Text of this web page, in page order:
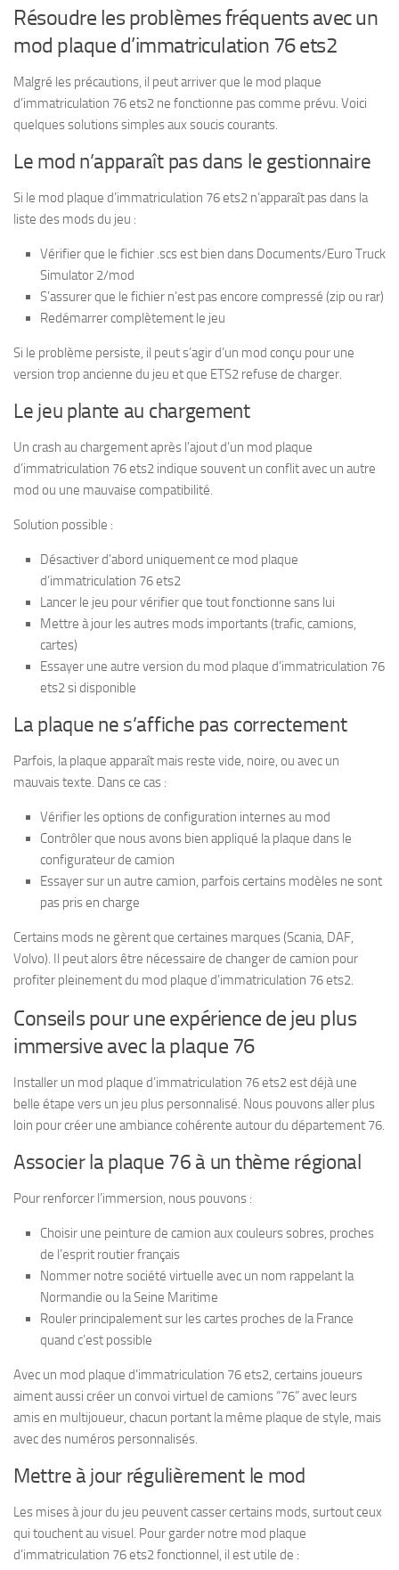
Résoudre les problèmes fréquents avec un
mod plaque d’immatriculation 76 ets2
Malgré les précautions, il peut arriver que le mod plaque
d’immatriculation 76 ets2 ne fonctionne pas comme prévu. Voici
quelques solutions simples aux soucis courants.
Le mod n’apparaît pas dans le gestionnaire
Si le mod plaque d’immatriculation 76 ets2 n’apparaît pas dans la
liste des mods du jeu :
Vérifier que le fichier .scs est bien dans Documents/Euro Truck
Simulator 2/mod
S’assurer que le fichier n’est pas encore compressé (zip ou rar)
Redémarrer complètement le jeu
Si le problème persiste, il peut s’agir d’un mod conçu pour une
version trop ancienne du jeu et que ETS2 refuse de charger.
Le jeu plante au chargement
Un crash au chargement après l’ajout d’un mod plaque
d’immatriculation 76 ets2 indique souvent un conflit avec un autre
mod ou une mauvaise compatibilité.
Solution possible :
Désactiver d’abord uniquement ce mod plaque
d’immatriculation 76 ets2
Lancer le jeu pour vérifier que tout fonctionne sans lui
Mettre à jour les autres mods importants (trafic, camions,
cartes)
Essayer une autre version du mod plaque d’immatriculation 76
ets2 si disponible
La plaque ne s’affiche pas correctement
Parfois, la plaque apparaît mais reste vide, noire, ou avec un
mauvais texte. Dans ce cas :
Vérifier les options de configuration internes au mod
Contrôler que nous avons bien appliqué la plaque dans le
configurateur de camion
Essayer sur un autre camion, parfois certains modèles ne sont
pas pris en charge
Certains mods ne gèrent que certaines marques (Scania, DAF,
Volvo). Il peut alors être nécessaire de changer de camion pour
profiter pleinement du mod plaque d’immatriculation 76 ets2.
Conseils pour une expérience de jeu plus
immersive avec la plaque 76
Installer un mod plaque d’immatriculation 76 ets2 est déjà une
belle étape vers un jeu plus personnalisé. Nous pouvons aller plus
loin pour créer une ambiance cohérente autour du département 76.
Associer la plaque 76 à un thème régional
Pour renforcer l’immersion, nous pouvons :
Choisir une peinture de camion aux couleurs sobres, proches
de l’esprit routier français
Nommer notre société virtuelle avec un nom rappelant la
Normandie ou la Seine Maritime
Rouler principalement sur les cartes proches de la France
quand c’est possible
Avec un mod plaque d’immatriculation 76 ets2, certains joueurs
aiment aussi créer un convoi virtuel de camions “76” avec leurs
amis en multijoueur, chacun portant la même plaque de style, mais
avec des numéros personnalisés.
Mettre à jour régulièrement le mod
Les mises à jour du jeu peuvent casser certains mods, surtout ceux
qui touchent au visuel. Pour garder notre mod plaque
d’immatriculation 76 ets2 fonctionnel, il est utile de :